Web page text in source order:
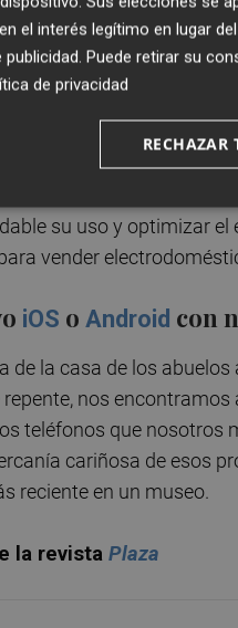
un importante
aparecen las
impacto fue tal que
que elevaban el
o un armario y, así,
vemos la
su uso y optimizar el
vender
iOS o Android con
la casa de los abuelos
nos
teléfonos que nosotros
cariñosa de esos
reciente en un museo.
la revista Plaza
el interés legítimo en lugar
publicidad. Puede retirar su
de privacidad
RECHAZAR